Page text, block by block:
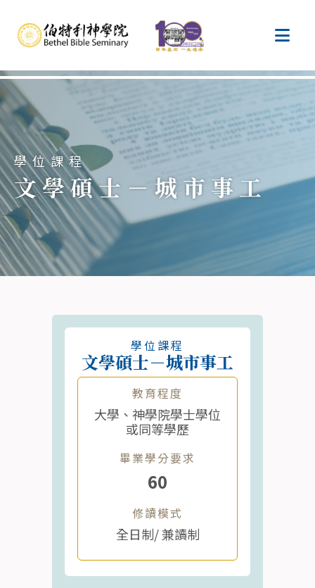
學位課程
文學碩士－城市事工
學位課程
文學碩士－城市事工
教育程度
大學、神學院學士學位
或同等學歷
畢業學分要求
60
修讀模式
全日制/ 兼讀制